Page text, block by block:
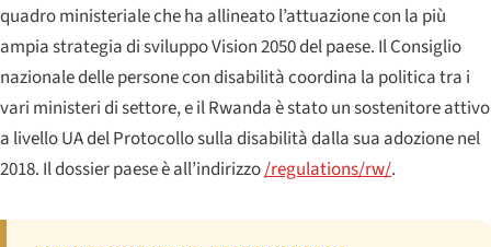
quadro ministeriale che ha allineato l’attuazione con la più
ampia strategia di sviluppo Vision 2050 del paese. Il Consiglio
nazionale delle persone con disabilità coordina la politica tra i
vari ministeri di settore, e il Rwanda è stato un sostenitore attivo
a livello UA del Protocollo sulla disabilità dalla sua adozione nel
2018. Il dossier paese è all’indirizzo/regulations/rw/.